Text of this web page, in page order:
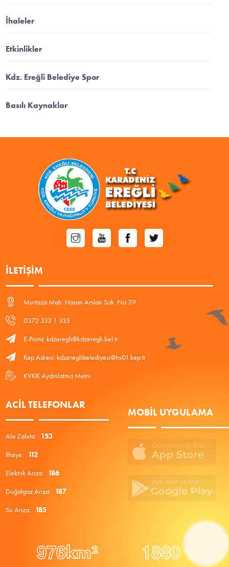
İhaleler
Etkinlikler
Kdz. Ereğli Belediye Spor
Basılı Kaynaklar
İLETIŞIM
Murtaza Mah. Hasan Arslan Sok. No:39
0372 333 1 333
E-Posta: kdzeregli@kdzeregli.bel.tr
Kep Adresi: kdzereglibelediyesi@hs01.kep.tr
KVKK Aydınlatma Metni
ACIL TELEFONLAR
Alo Zabıta: 153
İtfaiye: 112
Elektrik Arıza: 186
Doğalgaz Arıza: 187
Su Arıza: 185
MOBIL UYGULAMA
976km² 1880